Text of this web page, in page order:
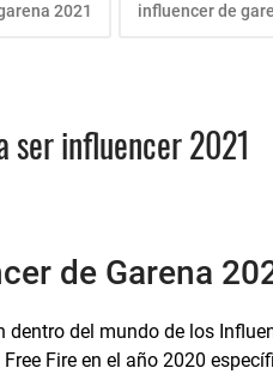
2021 influencer de
ser influencer 2021
de Garena
del mundo de los
Fire en el año 2020